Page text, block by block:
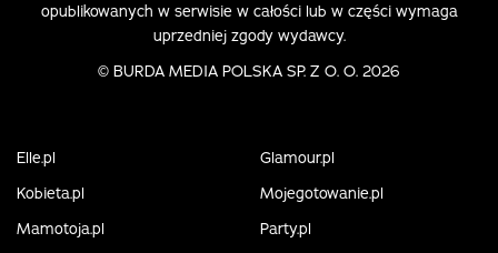
opublikowanych w serwisie w całości lub w części wymaga
uprzedniej zgody wydawcy.
© BURDA MEDIA POLSKA SP. Z O. O. 2026
Elle.pl
Glamour.pl
Kobieta.pl
Mojegotowanie.pl
Mamotoja.pl
Party.pl